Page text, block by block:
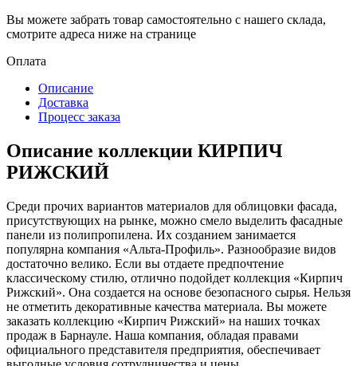
Вы можете забрать товар самостоятельно с нашего склада,
смотрите адреса ниже на странице
Оплата
Описание
Доставка
Процесс заказа
Описание коллекции КИРПИЧ
РИЖСКИЙ
Среди прочих вариантов материалов для облицовки фасада,
присутствующих на рынке, можно смело выделить фасадные
панели из полипропилена. Их созданием занимается
популярна компания «Альта-Профиль». Разнообразие видов
достаточно велико. Если вы отдаете предпочтение
классическому стилю, отлично подойдет коллекция «Кирпич
Рижский». Она создается на основе безопасного сырья. Нельзя
не отметить декоративные качества материала. Вы можете
заказать коллекцию «Кирпич Рижский» на наших точках
продаж в Барнауле. Наша компания, обладая правами
официального представителя предприятия, обеспечивает